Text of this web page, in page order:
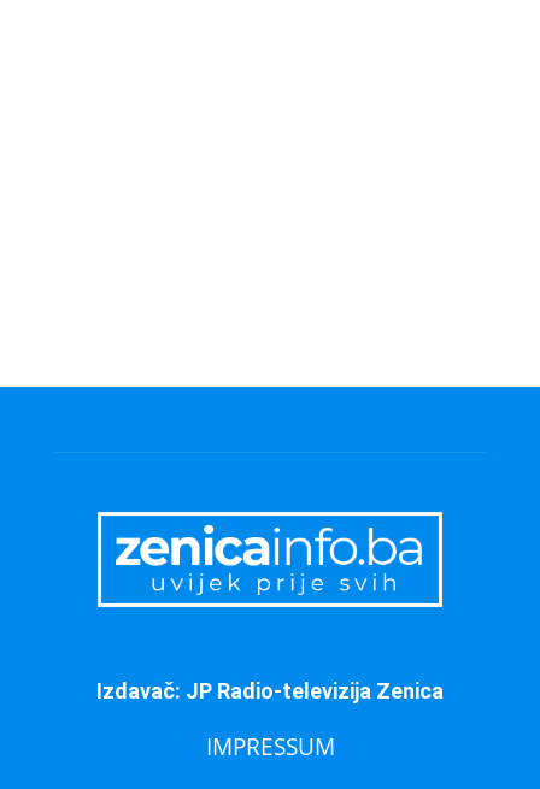
Izdavač: JP Radio-televizija Zenica
IMPRESSUM